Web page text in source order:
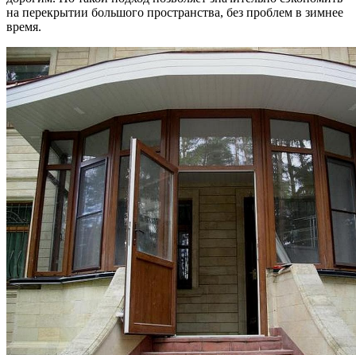
на перекрытии большого пространства, без проблем в зимнее
время.